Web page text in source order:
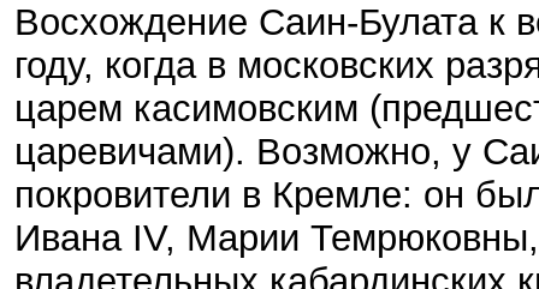
Восхождение Саин-Булата к
году, когда в московских
царем касимовским
царевичами). Возможно, у
покровители в Кремле: он
Ивана IV, Марии